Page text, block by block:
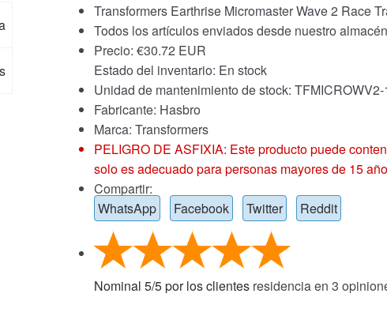
Transformers Earthrise Micromaster Wave 2 Race
Todos los artículos enviados desde nuestro
Precio: €30.72 EUR
Estado del inventario: En stock
Unidad de mantenimiento de stock: TFMICROWV2-
Fabricante: Hasbro
Marca: Transformers
PELIGRO DE ASFIXIA: Este producto puede
solo es adecuado para personas mayores de 15
Compartir:
WhatsApp
Facebook Twitter Reddit
Nominal 5/5por los clientesresidencia en 3